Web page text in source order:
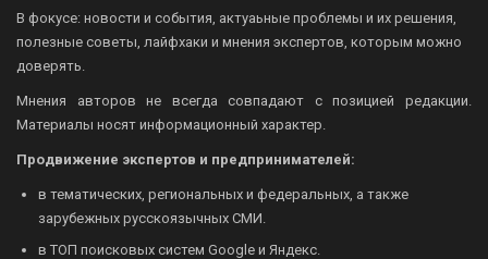
В фокусе: новости и события, актуаьные проблемы и их решения,
полезные советы, лайфхаки и мнения экспертов, которым можно
доверять.
Мнения авторов не всегда совпадают с позицией редакции.
Материалы носят информационный характер.
Продвижение экспертов и предпринимателей:
в тематических, региональных и федеральных, а также
зарубежных русскоязычных СМИ.
в ТОП поисковых систем Google и Яндекс.